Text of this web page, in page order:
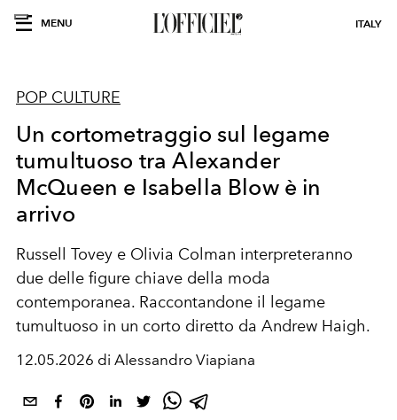
MENU ITALY
POP CULTURE
Un cortometraggio sul legame
tumultuoso tra Alexander
McQueen e Isabella Blow è in
arrivo
Russell Tovey e Olivia Colman interpreteranno
due delle figure chiave della moda
contemporanea. Raccontandone il legame
tumultuoso in un corto diretto da Andrew Haigh.
12.05.2026 di Alessandro Viapiana